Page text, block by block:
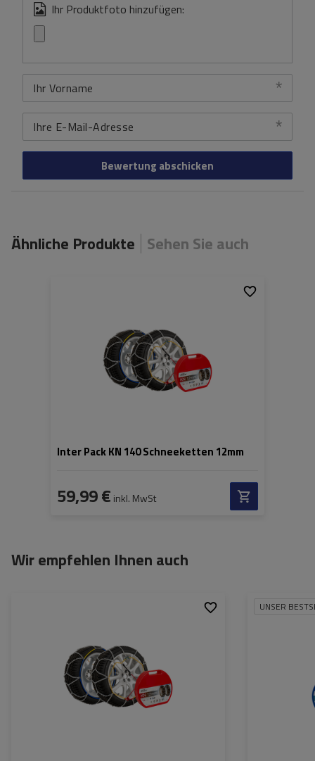
Ihr Produktfoto hinzufügen:
Ihr Vorname
Ihre E-Mail-Adresse
Bewertung abschicken
Ähnliche Produkte Sehen Sie auch
Inter Pack KN 140 Schneeketten 12mm
59,99 € inkl. MwSt
Selbstspannsystem:
nein
ÖNORM V5117
Wir empfehlen Ihnen auch
Selbstspannsystem:
nein
ÖNORM V5117
UNSER